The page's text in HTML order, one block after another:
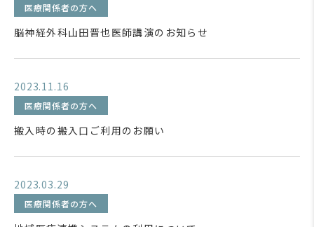
医療関係者の方へ
脳神経外科山田晋也医師講演のお知らせ
2023.11.16
医療関係者の方へ
搬入時の搬入口ご利用のお願い
2023.03.29
医療関係者の方へ